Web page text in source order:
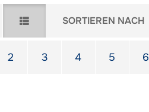
SORTIEREN NACH
Sortieren nach
2 3 4 5 6